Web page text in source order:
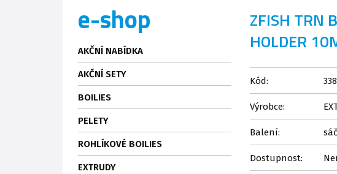
e-shop
AKČNÍ NABÍDKA
AKČNÍ SETY
BOILIES
PELETY
ROHLÍKOVÉ BOILIES
EXTRUDY
ZFISH TRN
HOLDER
Kód:
Výrobce:
Balení:
Dostupnost: